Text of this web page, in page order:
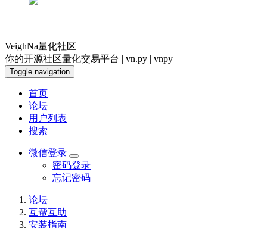
VeighNa量化社区
你的开源社区量化交易平台 | vn.py | vnpy
Toggle navigation
首页
论坛
用户列表
搜索
微信登录
密码登录
忘记密码
论坛
互帮互助
安装指南